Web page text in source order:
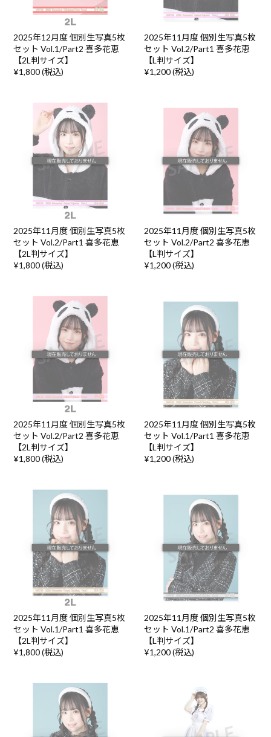
2025年12月度 個別生写真5枚
セット Vol.1/Part2 喜多花恵
【2L判サイズ】
¥1,800 (税込)
2025年11月度 個別生写真5枚
セット Vol.2/Part1 喜多花恵
【L判サイズ】
¥1,200 (税込)
2025年11月度 個別生写真5枚
セット Vol.2/Part1 喜多花恵
【2L判サイズ】
¥1,800 (税込)
2025年11月度 個別生写真5枚
セット Vol.2/Part2 喜多花恵
【L判サイズ】
¥1,200 (税込)
2025年11月度 個別生写真5枚
セット Vol.2/Part2 喜多花恵
【2L判サイズ】
¥1,800 (税込)
2025年11月度 個別生写真5枚
セット Vol.1/Part1 喜多花恵
【L判サイズ】
¥1,200 (税込)
2025年11月度 個別生写真5枚
セット Vol.1/Part1 喜多花恵
【2L判サイズ】
¥1,800 (税込)
2025年11月度 個別生写真5枚
セット Vol.1/Part2 喜多花恵
【L判サイズ】
¥1,200 (税込)